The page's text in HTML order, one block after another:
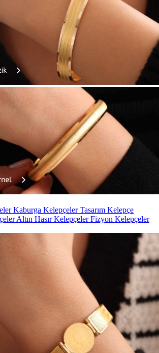
Kaburga KelepçelerTasarım Kelepçe
Altın Hasır KelepçelerFizyon Kelepçeler